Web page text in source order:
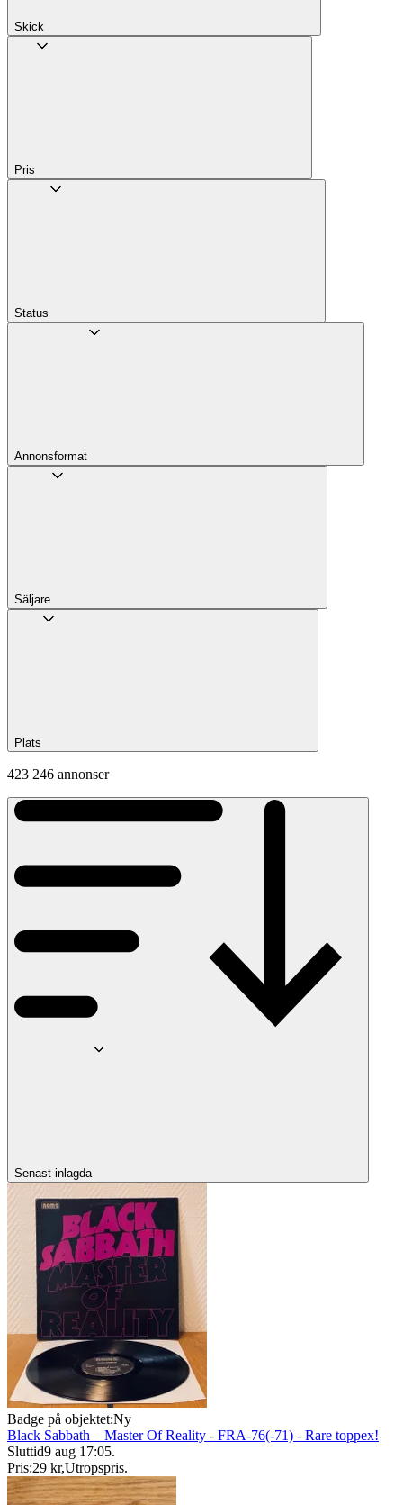
Skick
Pris
Status
Annons­format
Säljare
Plats
423 246 annonser
Senast inlagda
Badge på objektet:Ny
Black Sabbath – Master Of Reality - FRA-76(-71) - Rare toppex!
Sluttid9 aug 17:05.
Pris:29 kr,Utropspris.